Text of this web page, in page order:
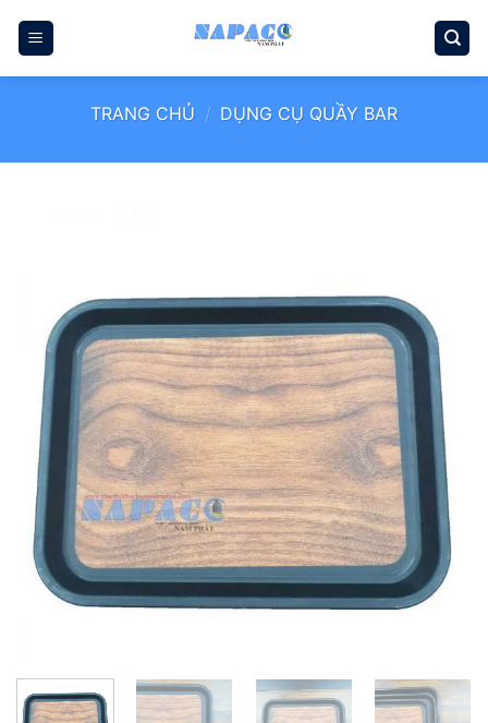
qua
TRANG CHỦ / DỤNG CỤ QUẦY BAR